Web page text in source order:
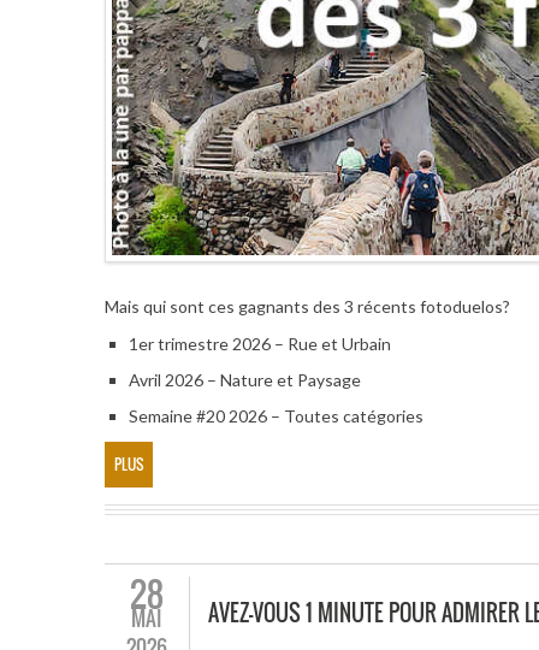
Mais qui sont ces gagnants des 3 récents fotoduelos?
1er trimestre 2026 – Rue et Urbain
Avril 2026 – Nature et Paysage
Semaine #20 2026 – Toutes catégories
PLUS
28
MAI
AVEZ-VOUS 1 MINUTE POUR ADMIRER